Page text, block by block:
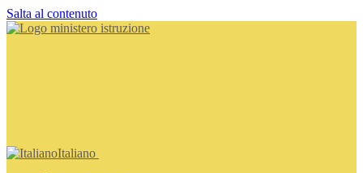
Salta al contenuto
Italiano